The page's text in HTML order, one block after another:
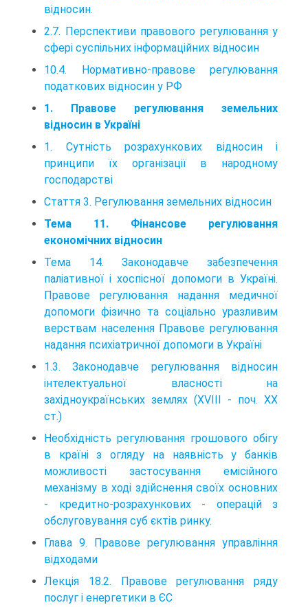
відносин.
2.7. Перспективи правового регулювання у
сфері суспільних інформаційних відносин
10.4. Нормативно-правове регулювання
податкових відносин у РФ
1. Правове регулювання земельних
відносин в Україні
1. Сутність розрахункових відносин і
принципи їх організації в народному
господарстві
Стаття 3. Регулювання земельних відносин
Тема 11. Фінансове регулювання
економічних відносин
Тема 14. Законодавче забезпечення
паліативної і хоспісної допомоги в Україні.
Правове регулювання надання медичної
допомоги фізично та соціально уразливим
верствам населення Правове регулювання
надання психіатричної допомоги в Україні
1.3. Законодавче регулювання відносин
інтелектуальної власності на
західноукраїнських землях (ХVІІІ - поч. ХХ
ст.)
Необхідність регулювання грошового обігу
в країні з огляду на наявність у банків
можливості застосування емісійного
механізму в ході здійснення своїх основних
- кредитно-розрахункових - операцій з
обслуговування суб єктів ринку.
Глава 9. Правове регулювання управління
відходами
Лекція 18.2. Правове регулювання ряду
послуг і енергетики в ЄС